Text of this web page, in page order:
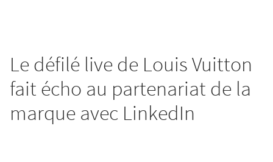
Le défilé live de Louis Vuitton
fait écho au partenariat de la
marque avec LinkedIn